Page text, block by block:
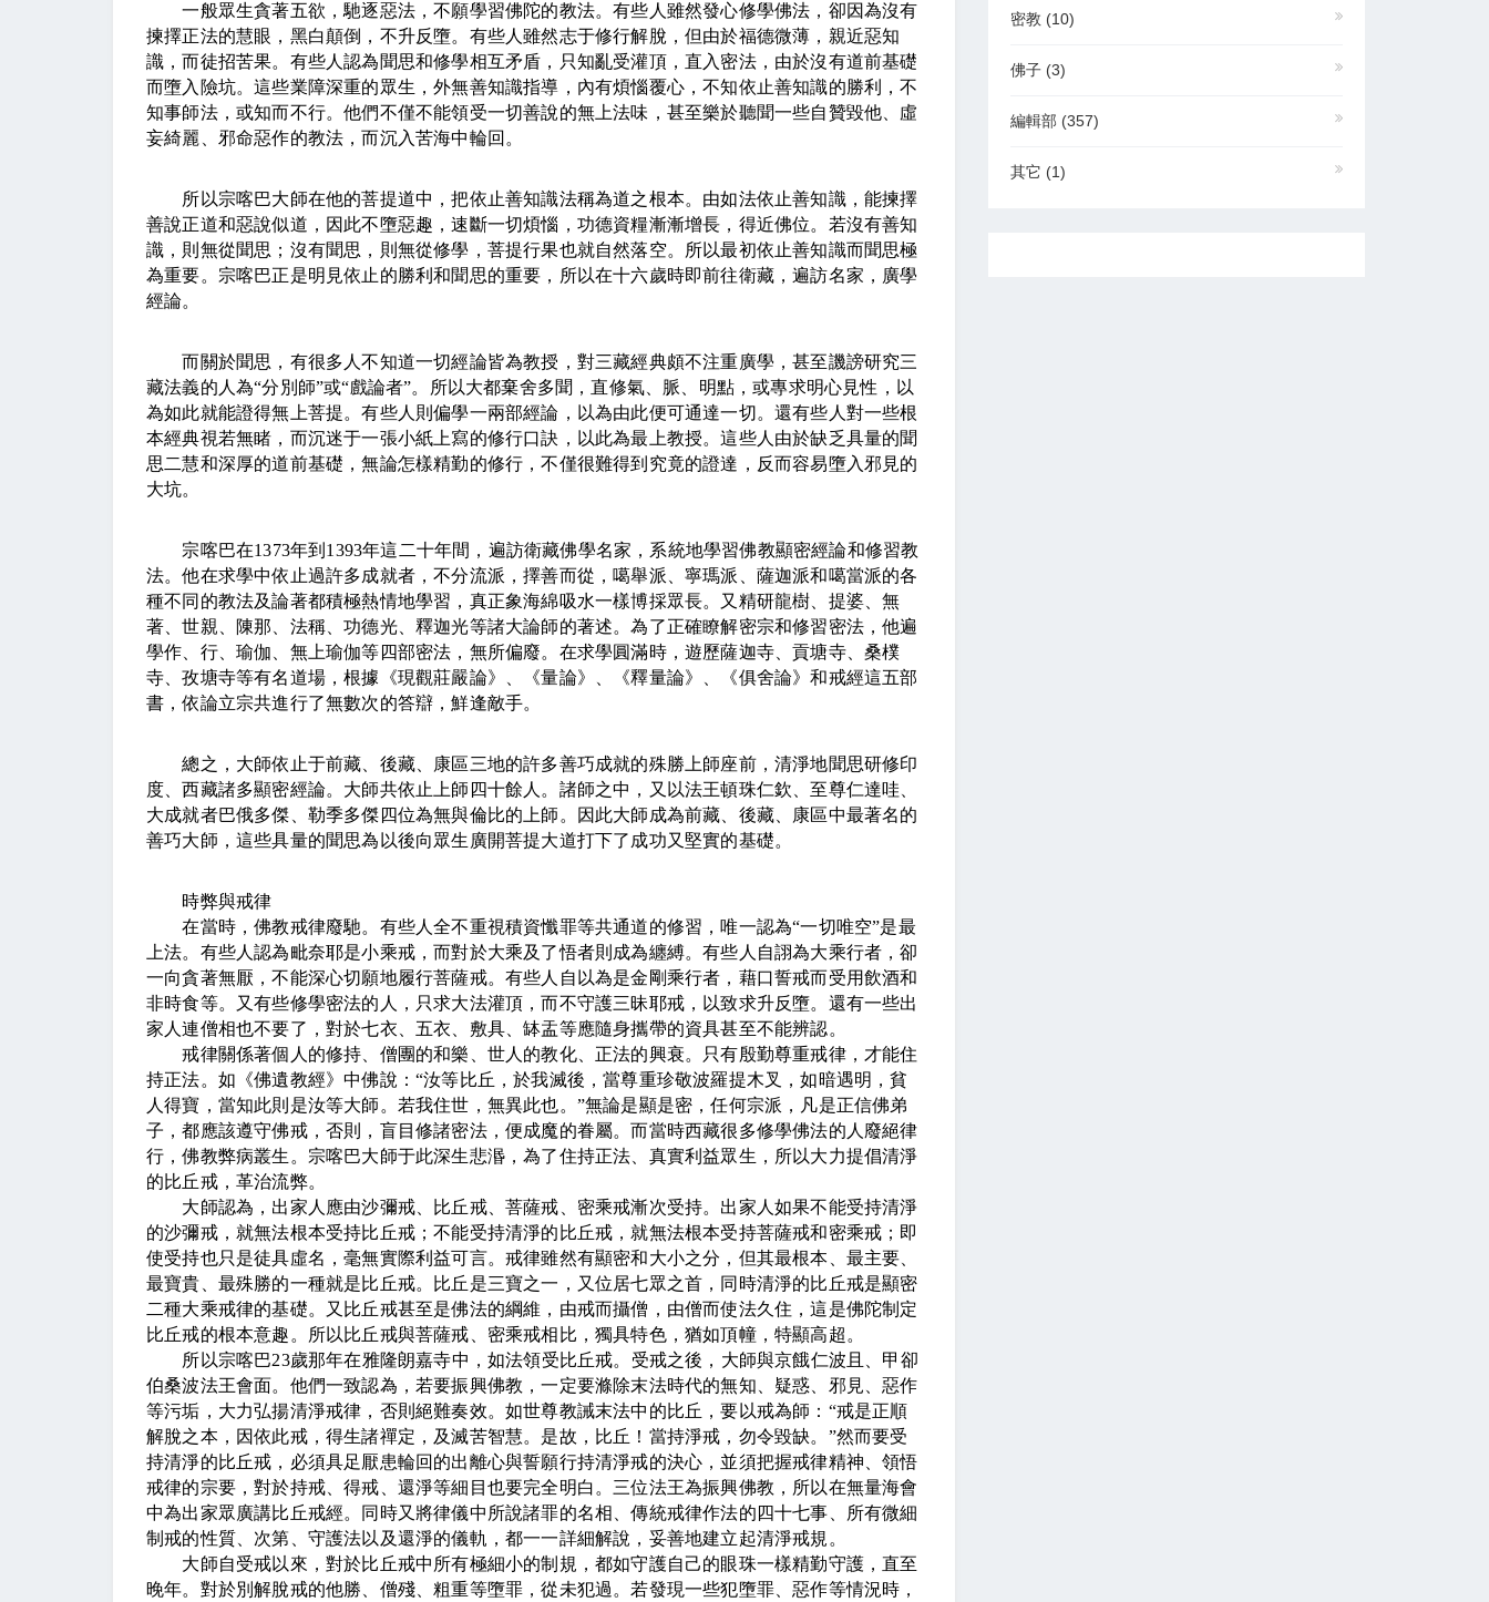
一般眾生貪著五欲，馳逐惡法，不願學習佛陀的教法。有些人雖然發心修學佛法，卻因為沒有
揀擇正法的慧眼，黑白顛倒，不升反墮。有些人雖然志于修行解脫，但由於福德微薄，親近惡知
識，而徒招苦果。有些人認為聞思和修學相互矛盾，只知亂受灌頂，直入密法，由於沒有道前基礎
而墮入險坑。這些業障深重的眾生，外無善知識指導，內有煩惱覆心，不知依止善知識的勝利，不
知事師法，或知而不行。他們不僅不能領受一切善說的無上法味，甚至樂於聽聞一些自贊毀他、虛
妄綺麗、邪命惡作的教法，而沉入苦海中輪回。
所以宗喀巴大師在他的菩提道中，把依止善知識法稱為道之根本。由如法依止善知識，能揀擇
善說正道和惡說似道，因此不墮惡趣，速斷一切煩惱，功德資糧漸漸增長，得近佛位。若沒有善知
識，則無從聞思；沒有聞思，則無從修學，菩提行果也就自然落空。所以最初依止善知識而聞思極
為重要。宗喀巴正是明見依止的勝利和聞思的重要，所以在十六歲時即前往衛藏，遍訪名家，廣學
經論。
而關於聞思，有很多人不知道一切經論皆為教授，對三藏經典頗不注重廣學，甚至譏謗研究三
藏法義的人為“分別師”或“戲論者”。所以大都棄舍多聞，直修氣、脈、明點，或專求明心見性，以
為如此就能證得無上菩提。有些人則偏學一兩部經論，以為由此便可通達一切。還有些人對一些根
本經典視若無睹，而沉迷于一張小紙上寫的修行口訣，以此為最上教授。這些人由於缺乏具量的聞
思二慧和深厚的道前基礎，無論怎樣精勤的修行，不僅很難得到究竟的證達，反而容易墮入邪見的
大坑。
宗喀巴在1373年到 1393年這二十年間，遍訪衛藏佛學名家，系統地學習佛教顯密經論和修習教
法。他在求學中依止過許多成就者，不分流派，擇善而從，噶舉派、寧瑪派、薩迦派和噶當派的各
種不同的教法及論著都積極熱情地學習，真正象海綿吸水一樣博採眾長。又精研龍樹、提婆、無
著、世親、陳那、法稱、功德光、釋迦光等諸大論師的著述。為了正確瞭解密宗和修習密法，他遍
學作、行、瑜伽、無上瑜伽等四部密法，無所偏廢。在求學圓滿時，遊歷薩迦寺、貢塘寺、桑樸
寺、孜塘寺等有名道場，根據《現觀莊嚴論》、《量論》、《釋量論》、《俱舍論》和戒經這五部
書，依論立宗共進行了無數次的答辯，鮮逢敵手。
總之，大師依止于前藏、後藏、康區三地的許多善巧成就的殊勝上師座前，清淨地聞思研修印
度、西藏諸多顯密經論。大師共依止上師四十餘人。諸師之中，又以法王頓珠仁欽、至尊仁達哇、
大成就者巴俄多傑、勒季多傑四位為無與倫比的上師。因此大師成為前藏、後藏、康區中最著名的
善巧大師，這些具量的聞思為以後向眾生廣開菩提大道打下了成功又堅實的基礎。
時弊與戒律
在當時，佛教戒律廢馳。有些人全不重視積資懺罪等共通道的修習，唯一認為“一切唯空”是最
上法。有些人認為毗奈耶是小乘戒，而對於大乘及了悟者則成為纏縛。有些人自詡為大乘行者，卻
一向貪著無厭，不能深心切願地履行菩薩戒。有些人自以為是金剛乘行者，藉口誓戒而受用飲酒和
非時食等。又有些修學密法的人，只求大法灌頂，而不守護三昧耶戒，以致求升反墮。還有一些出
家人連僧相也不要了，對於七衣、五衣、敷具、缽盂等應隨身攜帶的資具甚至不能辨認。
戒律關係著個人的修持、僧團的和樂、世人的教化、正法的興衰。只有殷勤尊重戒律，才能住
持正法。如《佛遺教經》中佛說： “汝等比丘，於我滅後，當尊重珍敬波羅提木叉，如暗遇明，貧
人得寶，當知此則是汝等大師。若我住世，無異此也。 ”無論是顯是密，任何宗派，凡是正信佛弟
子，都應該遵守佛戒，否則，盲目修諸密法，便成魔的眷屬。而當時西藏很多修學佛法的人廢絕律
行，佛教弊病叢生。宗喀巴大師于此深生悲湣，為了住持正法、真實利益眾生，所以大力提倡清淨
的比丘戒，革治流弊。
大師認為，出家人應由沙彌戒、比丘戒、菩薩戒、密乘戒漸次受持。出家人如果不能受持清淨
的沙彌戒，就無法根本受持比丘戒；不能受持清淨的比丘戒，就無法根本受持菩薩戒和密乘戒；即
使受持也只是徒具虛名，毫無實際利益可言。戒律雖然有顯密和大小之分，但其最根本、最主要、
最寶貴、最殊勝的一種就是比丘戒。比丘是三寶之一，又位居七眾之首，同時清淨的比丘戒是顯密
二種大乘戒律的基礎。又比丘戒甚至是佛法的綱維，由戒而攝僧，由僧而使法久住，這是佛陀制定
比丘戒的根本意趣。所以比丘戒與菩薩戒、密乘戒相比，獨具特色，猶如頂幢，特顯高超。
所以宗喀巴23歲那年在雅隆朗嘉寺中，如法領受比丘戒。受戒之後，大師與京餓仁波且、甲卻
伯桑波法王會面。他們一致認為，若要振興佛教，一定要滌除末法時代的無知、疑惑、邪見、惡作
等污垢，大力弘揚清淨戒律，否則絕難奏效。如世尊教誡末法中的比丘，要以戒為師： “戒是正順
解脫之本，因依此戒，得生諸禪定，及滅苦智慧。是故，比丘！當持淨戒，勿令毀缺。 ”然而要受
持清淨的比丘戒，必須具足厭患輪回的出離心與誓願行持清淨戒的決心，並須把握戒律精神、領悟
戒律的宗要，對於持戒、得戒、還淨等細目也要完全明白。三位法王為振興佛教，所以在無量海會
中為出家眾廣講比丘戒經。同時又將律儀中所說諸罪的名相、傳統戒律作法的四十七事、所有微細
制戒的性質、次第、守護法以及還淨的儀軌，都一一詳細解說，妥善地建立起清淨戒規。
大師自受戒以來，對於比丘戒中所有極細小的制規，都如守護自己的眼珠一樣精勤守護，直至
晚年。對於別解脫戒的他勝、僧殘、粗重等墮罪，從未犯過。若發現一些犯墮罪、惡作等情況時，
密教 (10)
佛子 (3)
編輯部 (357)
其它 (1)